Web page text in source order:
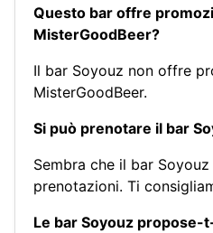
Questo bar offre
MisterGoodBeer?
Il bar Soyouz non offre
MisterGoodBeer.
Si può prenotare il bar
Sembra che il bar
prenotazioni. Ti
Le bar Soyouz